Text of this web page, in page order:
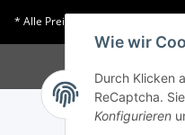
Wie wir
Durch Klicken
ReCaptcha.
Konfigurieren
* Alle Preise inkl. gesetzlicher